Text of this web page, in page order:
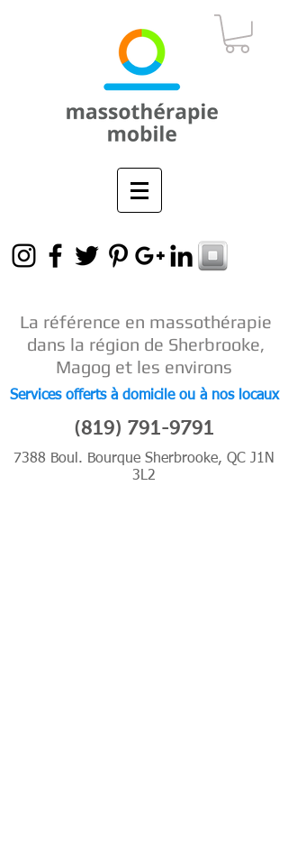
La référence en massothérapie
dans la région de Sherbrooke,
Magog et les environs
Services offerts à domicile ou à nos locaux
(819) 791-9791
7388 Boul. Bourque Sherbrooke, QC J1N
3L2